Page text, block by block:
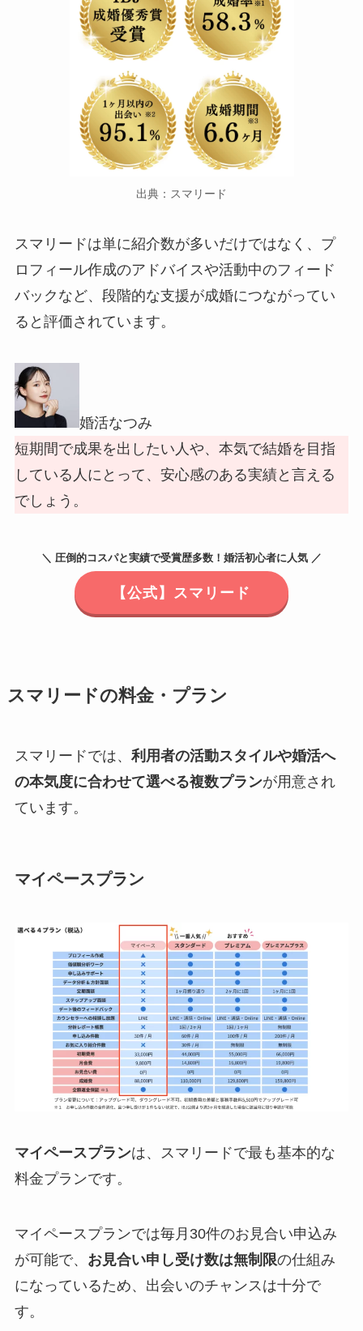
出典：スマリード
スマリードは単に紹介数が多いだけではなく、プ
ロフィール作成のアドバイスや活動中のフィード
バックなど、段階的な支援が成婚につながってい
ると評価されています。
婚活なつみ
短期間で成果を出したい人や、本気で結婚を目指
している人にとって、安心感のある実績と言える
でしょう。
＼ 圧倒的コスパと実績で受賞歴多数！婚活初心者に人気 ／
【公式】スマリード
スマリードの料金・プラン
スマリードでは、 利用者の活動スタイルや婚活へ
の本気度に合わせて選べる複数プランが用意され
ています。
マイペースプラン
マイペースプランは、スマリードで最も基本的な
料金プランです。
マイペースプランでは毎月30件のお見合い申込み
が可能で、 お見合い申し受け数は無制限の仕組み
になっているため、出会いのチャンスは十分で
す。